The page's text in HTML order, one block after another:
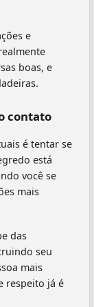
e
boas, e
contato
é tentar se
está
você se
mais
das
seu
mais
respeito já é